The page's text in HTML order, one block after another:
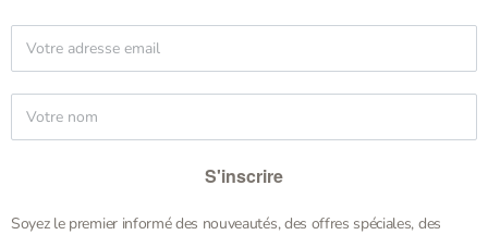
S'inscrire
Soyez le premier informé des nouveautés, des offres spéciales, des